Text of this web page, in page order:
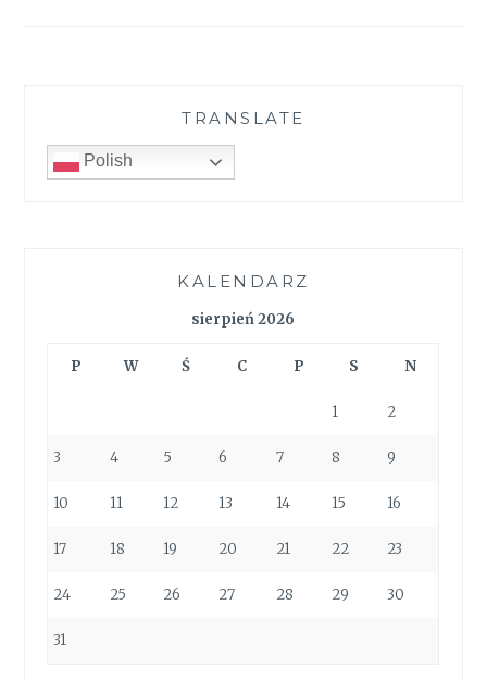
TRANSLATE
Polish
KALENDARZ
sierpień 2026
P W Ś C P S N
1 2
3 4 5 6 7 8 9
10 11 12 13 14 15 16
17 18 19 20 21 22 23
24 25 26 27 28 29 30
31